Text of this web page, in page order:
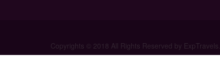
Copyrights © 2018 All Rights Reserved by ExpTravels.
Privacy Policy